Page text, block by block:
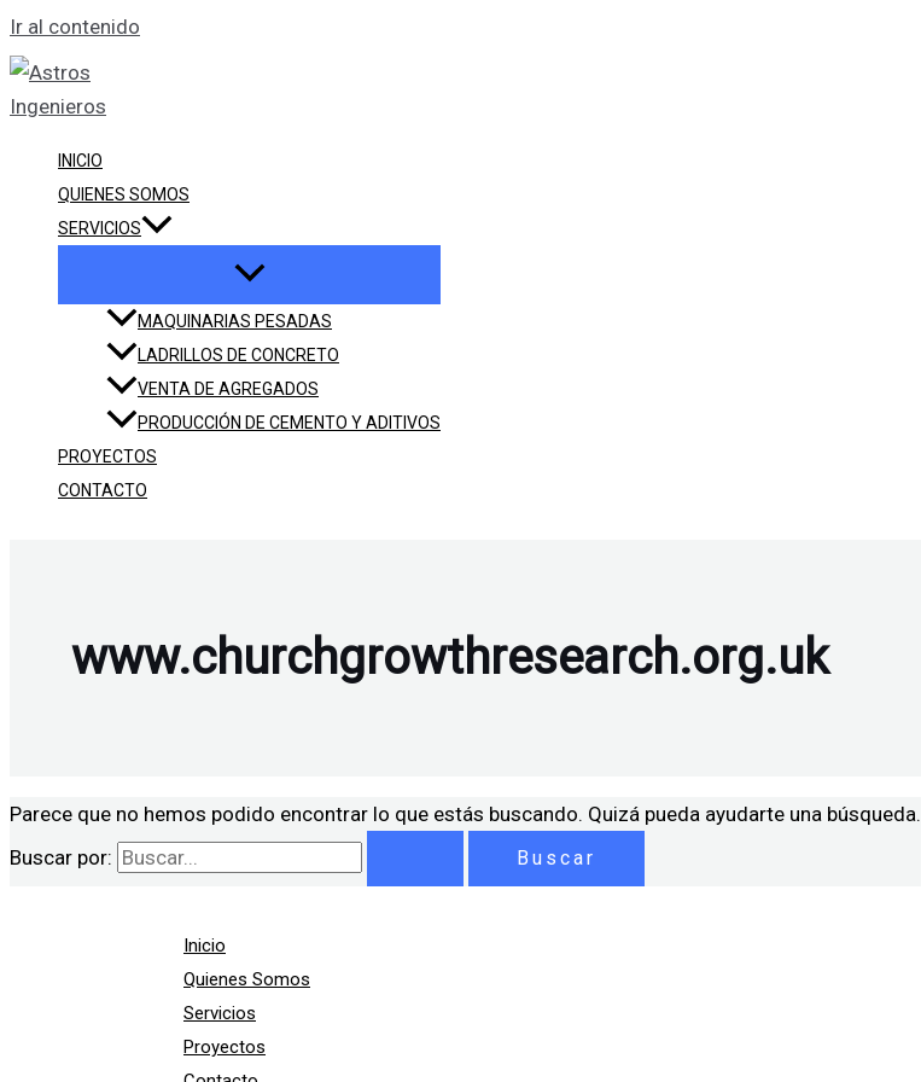
Ir al contenido
INICIO
QUIENES SOMOS
SERVICIOS
MAQUINARIAS PESADAS
LADRILLOS DE CONCRETO
VENTA DE AGREGADOS
PRODUCCIÓN DE CEMENTO Y ADITIVOS
PROYECTOS
CONTACTO
www.churchgrowthresearch.org.uk
Parece que no hemos podido encontrar lo que estás buscando. Quizá pueda ayudarte una búsqueda.
Buscar por:
Inicio
Quienes Somos
Servicios
Proyectos